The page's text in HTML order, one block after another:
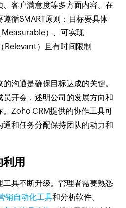
客户满意度等多方面内容。在
循SMART原则：目标要具体
Measurable）、可实现
Relevant）且有时间限制
沟通是确保目标达成的关键。
开会，述明公司的发展方向和
。Zoho CRM提供的协作工具可
和任务分配保持团队的动力和
用
具不断升级。管理者需要熟悉
销自动化工具和分析软件。